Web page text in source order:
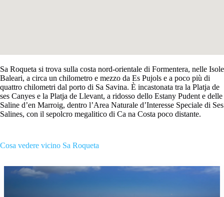
Sa Roqueta si trova sulla costa nord-orientale di Formentera, nelle Isole
Baleari, a circa un chilometro e mezzo da Es Pujols e a poco più di
quattro chilometri dal porto di Sa Savina. È incastonata tra la Platja de
ses Canyes e la Platja de Llevant, a ridosso dello Estany Pudent e delle
Saline d’en Marroig, dentro l’Area Naturale d’Interesse Speciale di Ses
Salines, con il sepolcro megalitico di Ca na Costa poco distante.
Cosa vedere vicino Sa Roqueta